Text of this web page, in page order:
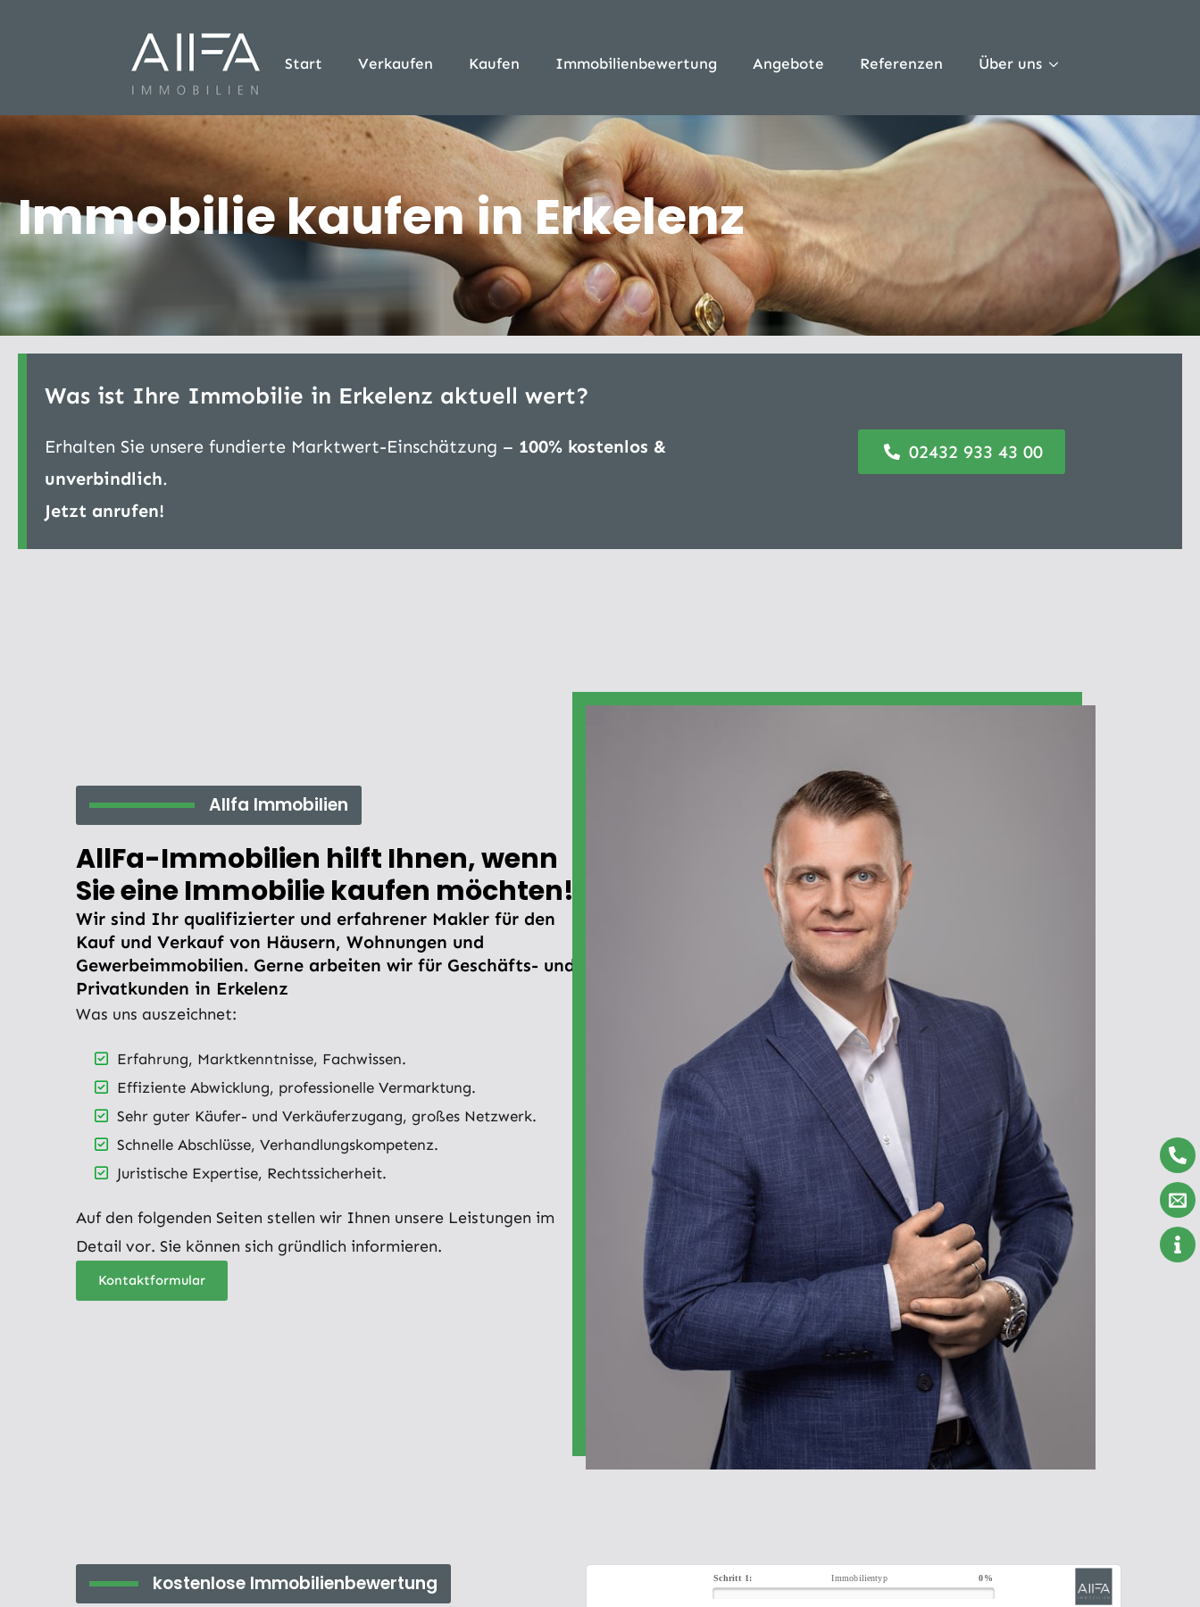
Start Verkaufen Kaufen Immobilienbewertung Angebote Referenzen Über uns
Immobilie kaufen in Erkelenz
Was ist Ihre Immobilie in Erkelenz aktuell wert?
Erhalten Sie unsere fundierte Marktwert-Einschätzung – 100% kostenlos &
unverbindlich.
Jetzt anrufen!
02432 933 43 00
Allfa Immobilien
AllFa-Immobilien hilft Ihnen, wenn
Sie eine Immobilie kaufen möchten!
Wir sind Ihr qualifizierter und erfahrener Makler für den
Kauf und Verkauf von Häusern, Wohnungen und
Gewerbeimmobilien. Gerne arbeiten wir für Geschäfts- und
Privatkunden in Erkelenz
Was uns auszeichnet:
Erfahrung, Marktkenntnisse, Fachwissen.
Effiziente Abwicklung, professionelle Vermarktung.
Sehr guter Käufer- und Verkäuferzugang, großes Netzwerk.
Schnelle Abschlüsse, Verhandlungskompetenz.
Juristische Expertise, Rechtssicherheit.
Auf den folgenden Seiten stellen wir Ihnen unsere Leistungen im
Detail vor. Sie können sich gründlich informieren.
Kontaktformular
kostenlose Immobilienbewertung